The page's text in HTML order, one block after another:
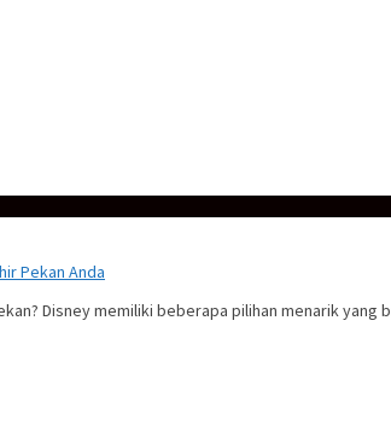
Pekan Anda
Disney memiliki beberapa pilihan menarik